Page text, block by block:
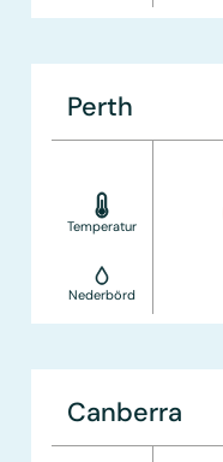
Perth
Temperatur
Nederbörd
Canberra